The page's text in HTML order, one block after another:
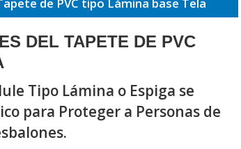
DEL TAPETE DE PVC
Tipo Lámina o Espiga se
para Proteger a Personas de